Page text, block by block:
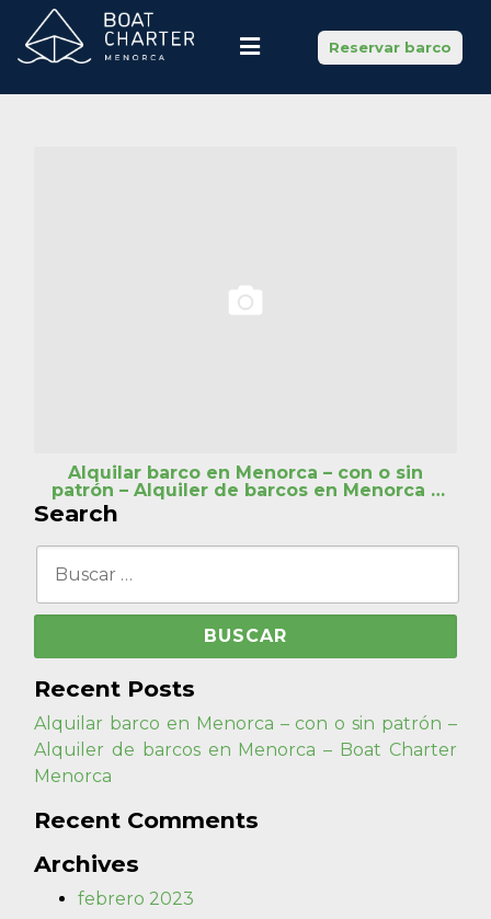
Reservar barco
Alquilar barco en Menorca – con o sin
patrón – Alquiler de barcos en Menorca –
Search
Buscar:
Recent Posts
Alquilar barco en Menorca – con o sin patrón –
Alquiler de barcos en Menorca – Boat Charter
Menorca
Recent Comments
Archives
febrero 2023